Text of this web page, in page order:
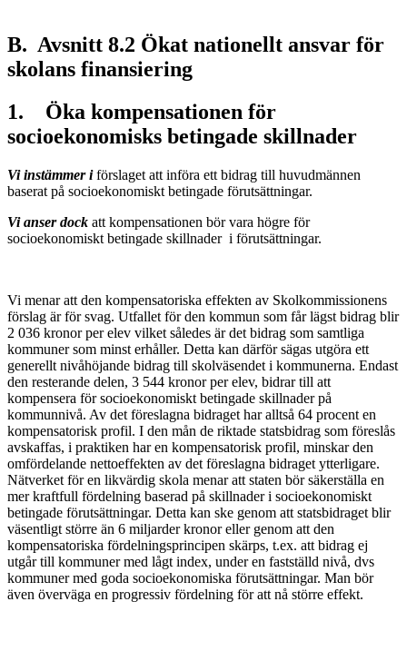
B. Avsnitt 8.2 Ökat nationellt ansvar för
skolans finansiering
1. Öka kompensationen för
socioekonomisks betingade skillnader
Vi instämmer iförslaget att införa ett bidrag till huvudmännen
baserat på socioekonomiskt betingade förutsättningar.
Vi anser dock att kompensationen bör vara högre för
socioekonomiskt betingade skillnader i förutsättningar.
Vi menar att den kompensatoriska effekten av Skolkommissionens
förslag är för svag. Utfallet för den kommun som får lägst bidrag blir
2 036 kronor per elev vilket således är det bidrag som samtliga
kommuner som minst erhåller. Detta kan därför sägas utgöra ett
generellt nivåhöjande bidrag till skolväsendet i kommunerna. Endast
den resterande delen, 3 544 kronor per elev, bidrar till att
kompensera för socioekonomiskt betingade skillnader på
kommunnivå. Av det föreslagna bidraget har alltså 64 procent en
kompensatorisk profil. I den mån de riktade statsbidrag som föreslås
avskaffas, i praktiken har en kompensatorisk profil, minskar den
omfördelande nettoeffekten av det föreslagna bidraget ytterligare.
Nätverket för en likvärdig skola menar att staten bör säkerställa en
mer kraftfull fördelning baserad på skillnader i socioekonomiskt
betingade förutsättningar. Detta kan ske genom att statsbidraget blir
väsentligt större än 6 miljarder kronor eller genom att den
kompensatoriska fördelningsprincipen skärps, t.ex. att bidrag ej
utgår till kommuner med lågt index, under en fastställd nivå, dvs
kommuner med goda socioekonomiska förutsättningar. Man bör
även överväga en progressiv fördelning för att nå större effekt.